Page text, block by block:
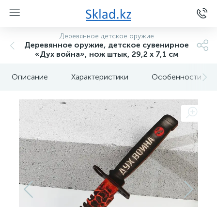
Деревянное детское оружие
Деревянное оружие, детское сувенирное
«Дух война», нож штык, 29,2 х 7,1 см
Описание Характеристики Особенности